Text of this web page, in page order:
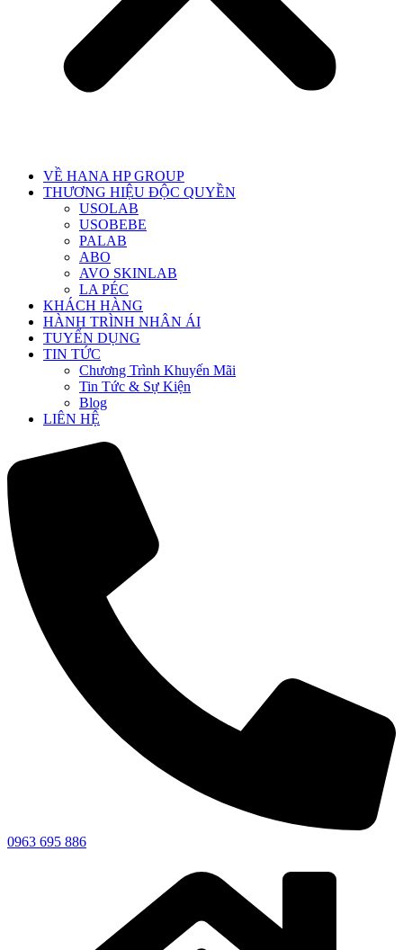
VỀ HANA HP GROUP
THƯƠNG HIỆU ĐỘC QUYỀN
USOLAB
USOBEBE
PALAB
ABO
AVO SKINLAB
LA PÉC
KHÁCH HÀNG
HÀNH TRÌNH NHÂN ÁI
TUYỂN DỤNG
TIN TỨC
Chương Trình Khuyến Mãi
Tin Tức & Sự Kiện
Blog
LIÊN HỆ
0963 695 886